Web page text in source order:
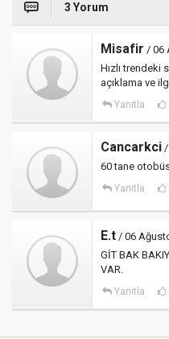
3 Yorum
Misafir / 06
Hızlı trendeki
açıklama ve
Yanıtla
Cancarkci /
60 tane
Yanıtla
E.t / 06
GİT BAK
VAR.
Yanıtla